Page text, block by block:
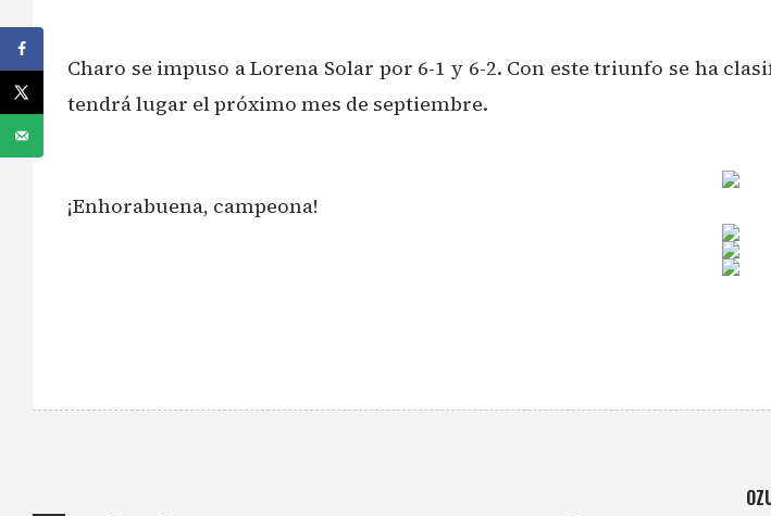
Charo se impuso a Lorena Solar por 6-1 y 6-2. Con este triunfo se ha
tendrá lugar el próximo mes de septiembre.
¡Enhorabuena, campeona!